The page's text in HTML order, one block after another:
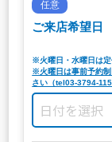
任意
ご来店希望日
※火曜日・水曜日は定
※火曜日は事前予約
さい（tel03-3794-